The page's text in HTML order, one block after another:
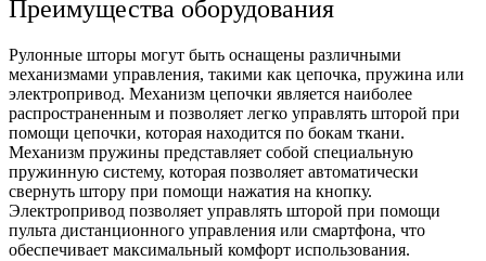
Преимущества оборудования
Рулонные шторы могут быть оснащены различными
механизмами управления, такими как цепочка, пружина или
электропривод. Механизм цепочки является наиболее
распространенным и позволяет легко управлять шторой при
помощи цепочки, которая находится по бокам ткани.
Механизм пружины представляет собой специальную
пружинную систему, которая позволяет автоматически
свернуть штору при помощи нажатия на кнопку.
Электропривод позволяет управлять шторой при помощи
пульта дистанционного управления или смартфона, что
обеспечивает максимальный комфорт использования.